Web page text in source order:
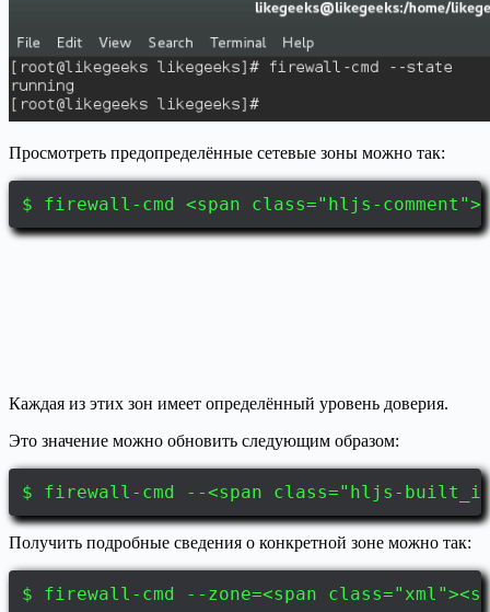
Просмотреть предопределённые сетевые зоны можно так:
$ firewall-cmd <span class="hljs-
Каждая из этих зон имеет определённый уровень доверия.
Это значение можно обновить следующим образом:
$ firewall-cmd --<span class="hljs-
Получить подробные сведения о конкретной зоне можно так:
$ firewall-cmd --zone=<span